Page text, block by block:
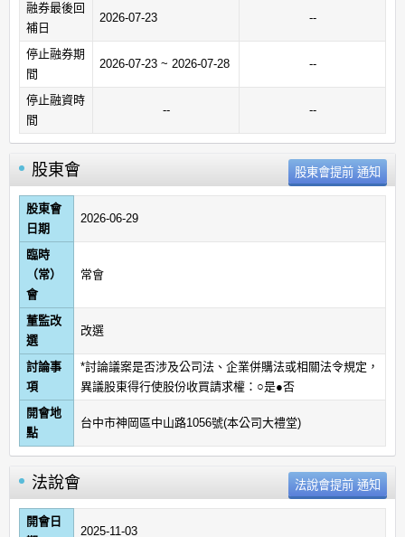
融券最後回
補日
2026-07-23 --
停止融券期
間
2026-07-23 ~ 2026-07-28 --
停止融資時
間
-- --
股東會
股東會
日期
2026-06-29
臨時
（常）
會
常會
董監改
選
改選
討論事
項
*討論議案是否涉及公司法、企業併購法或相關法令規定，
異議股東得行使股份收買請求權：○是●否
開會地
點
台中市神岡區中山路1056號(本公司大禮堂)
法說會
開會日
2025-11-03